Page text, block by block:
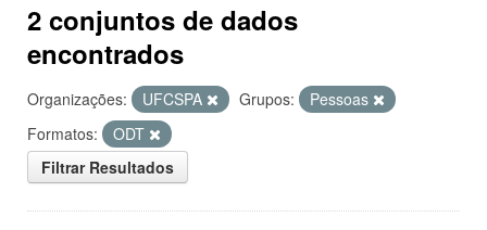
2 conjuntos de dados
encontrados
Organizações: UFCSPA Grupos:
Pessoas
Formatos:
ODT
Filtrar Resultados